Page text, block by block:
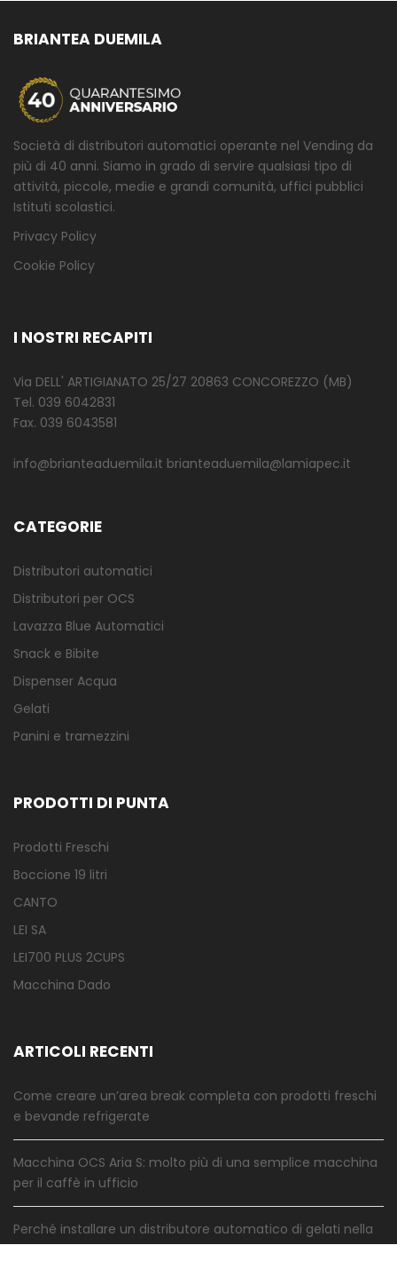
BRIANTEA DUEMILA
Società di distributori automatici operante nel Vending da
più di 40 anni. Siamo in grado di servire qualsiasi tipo di
attività, piccole, medie e grandi comunità, uffici pubblici
Istituti scolastici.
Privacy Policy
Cookie Policy
I NOSTRI RECAPITI
Via DELL' ARTIGIANATO 25/27 20863 CONCOREZZO (MB)
Tel. 039 6042831
Fax. 039 6043581
info@brianteaduemila.it brianteaduemila@lamiapec.it
CATEGORIE
Distributori automatici
Distributori per OCS
Lavazza Blue Automatici
Snack e Bibite
Dispenser Acqua
Gelati
Panini e tramezzini
PRODOTTI DI PUNTA
Prodotti Freschi
Boccione 19 litri
CANTO
LEI SA
LEI700 PLUS 2CUPS
Macchina Dado
ARTICOLI RECENTI
Come creare un’area break completa con prodotti freschi
e bevande refrigerate
Macchina OCS Aria S: molto più di una semplice macchina
per il caffè in ufficio
Perché installare un distributore automatico di gelati nella
tua attività